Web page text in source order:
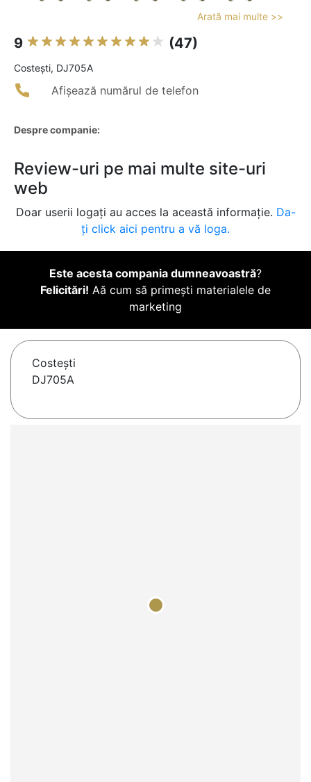
Arată mai multe >>
9 (47)
Costeşti, DJ705A
Afișează numărul de telefon
Despre companie:
Review-uri pe mai multe site-uri
web
Doar userii logați au acces la această informație. Da-
ți click aici pentru a vă loga.
Este acesta compania dumneavoastră?
Felicitări! Aă cum să primești materialele de
marketing
Costeşti
DJ705A